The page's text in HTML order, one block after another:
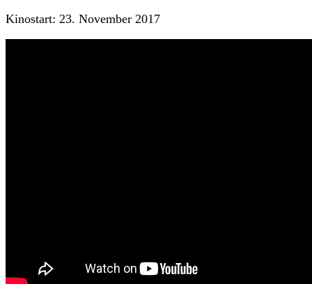
Kinostart: 23. November 2017